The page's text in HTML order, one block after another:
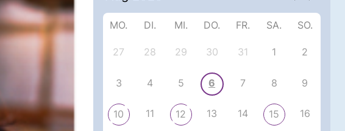
MO. DI. MI. DO. FR. SA. SO.
27 28 29 30 31 1 2
3 4 5 6 7 8 9
10 11 12 13 14 15 16